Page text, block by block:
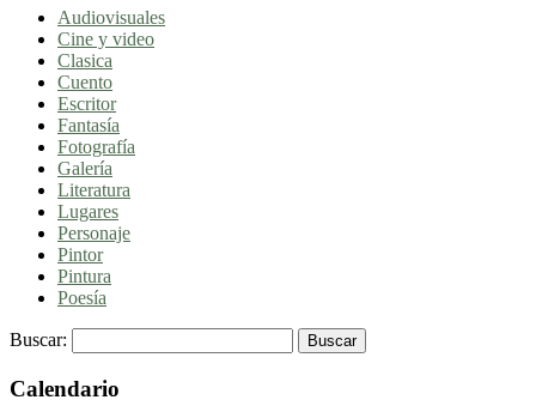
Audiovisuales
Cine y video
Clasica
Cuento
Escritor
Fantasía
Fotografía
Galería
Literatura
Lugares
Personaje
Pintor
Pintura
Poesía
Buscar:
Calendario